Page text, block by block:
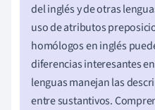
del inglés y de otras
uso de atributos
homólogos en inglés
diferencias interesantes
lenguas manejan las
entre sustantivos.